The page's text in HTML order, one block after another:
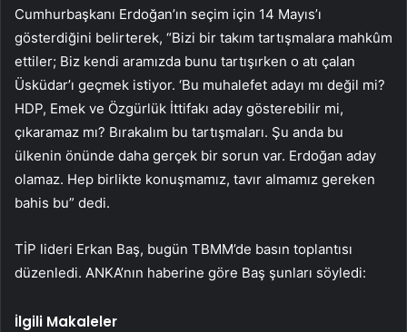
Cumhurbaşkanı Erdoğan’ın seçim için 14 Mayıs’ı
gösterdiğini belirterek, “Bizi bir takım tartışmalara mahkûm
ettiler; Biz kendi aramızda bunu tartışırken o atı çalan
Üsküdar’ı geçmek istiyor. ‘Bu muhalefet adayı mı değil mi?
HDP, Emek ve Özgürlük İttifakı aday gösterebilir mi,
çıkaramaz mı? Bırakalım bu tartışmaları. Şu anda bu
ülkenin önünde daha gerçek bir sorun var. Erdoğan aday
olamaz. Hep birlikte konuşmamız, tavır almamız gereken
bahis bu” dedi.
TİP lideri Erkan Baş, bugün TBMM’de basın toplantısı
düzenledi. ANKA’nın haberine göre Baş şunları söyledi:
İlgili Makaleler